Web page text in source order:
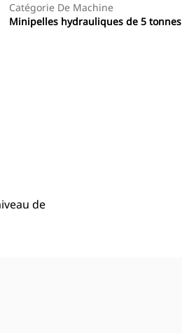
Catégorie De Machine
Minipelles hydrauliques de 5 tonnes
de